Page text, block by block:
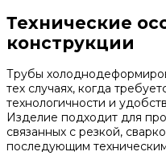
Технические
конструкции
Трубы
тех случаях, когда
технологичности и
Изделие подходит для
связанных с резкой,
последующим